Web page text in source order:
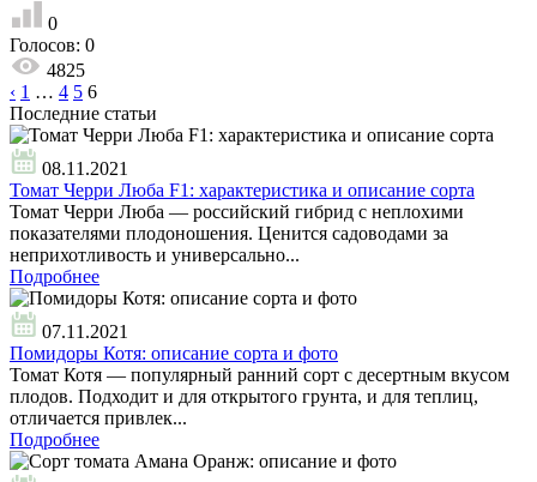
0
Голосов: 0
4825
‹ 1 … 4 5 6
Последние статьи
08.11.2021
Томат Черри Люба F1: характеристика и описание сорта
Томат Черри Люба — российский гибрид с неплохими
показателями плодоношения. Ценится садоводами за
неприхотливость и универсально...
Подробнее
07.11.2021
Помидоры Котя: описание сорта и фото
Томат Котя — популярный ранний сорт с десертным вкусом
плодов. Подходит и для открытого грунта, и для теплиц,
отличается привлек...
Подробнее